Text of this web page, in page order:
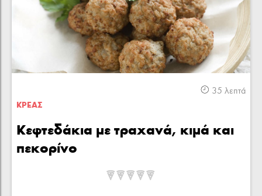
35 λεπτά
ΚΡΕΑΣ
Κεφτεδάκια με τραχανά, κιμά και
πεκορίνο